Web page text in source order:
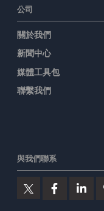
公司
關於我們
新聞中心
媒體工具包
聯繫我們
與我們聯系